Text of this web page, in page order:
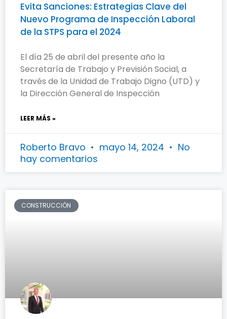
Evita Sanciones: Estrategias Clave del
Nuevo Programa de Inspección Laboral
de la STPS para el 2024
El día 25 de abril del presente año la
Secretaría de Trabajo y Previsión Social, a
través de la Unidad de Trabajo Digno (UTD) y
la Dirección General de Inspección
LEER MÁS »
Roberto Bravo mayo 14, 2024
No
hay comentarios
CONSTRUCCIÓN